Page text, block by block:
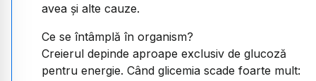
avea și alte cauze.
Ce se întâmplă în organism?
Creierul depinde aproape exclusiv de glucoză
pentru energie. Când glicemia scade foarte mult: